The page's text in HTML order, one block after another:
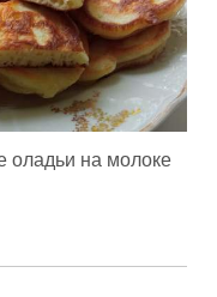
оладьи на молоке